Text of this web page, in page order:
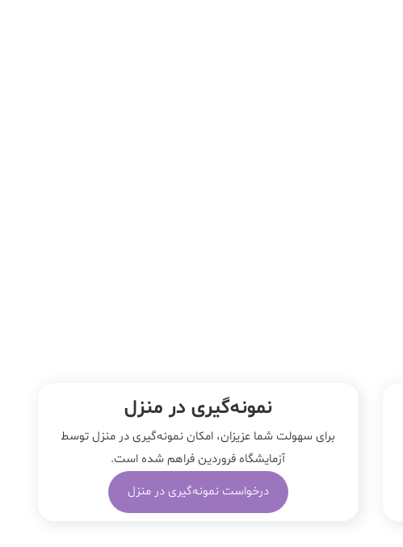
نمونه‌‌گیری در منزل
برای سهولت شما عزیزان، امکان نمونه‌گیری در منزل توسط
آزمایشگاه فروردین فراهم شده است.
درخواست نمونه‌گیری در منزل